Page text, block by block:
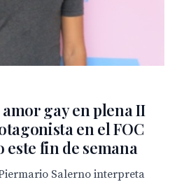
gay en plena II
en el FOC
fin de semana
Salerno interpreta